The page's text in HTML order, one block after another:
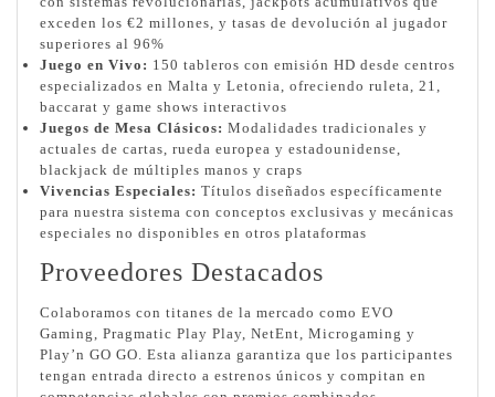
exceden los €2 millones, y tasas de devolución al jugador
superiores al 96%
Juego en Vivo: 150 tableros con emisión HD desde centros
especializados en Malta y Letonia, ofreciendo ruleta, 21,
baccarat y game shows interactivos
Juegos de Mesa Clásicos: Modalidades tradicionales y
actuales de cartas, rueda europea y estadounidense,
blackjack de múltiples manos y craps
Vivencias Especiales: Títulos diseñados específicamente
para nuestra sistema con conceptos exclusivas y mecánicas
especiales no disponibles en otros plataformas
Proveedores Destacados
Colaboramos con titanes de la mercado como EVO
Gaming, Pragmatic Play Play, NetEnt, Microgaming y
Play’n GO GO. Esta alianza garantiza que los participantes
tengan entrada directo a estrenos únicos y compitan en